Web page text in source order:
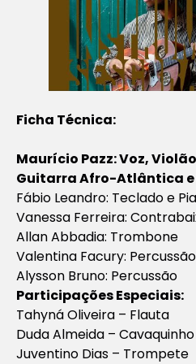
Ficha Técnica:
Maurício Pazz: Voz,
Guitarra Afro-Atlântica e
Fábio Leandro: Teclado e
Vanessa Ferreira:
Allan Abbadia: Trombone
Valentina Facury: Percussão
Alysson Bruno: Percussão
Participações Especiais:
Tahyná Oliveira – Flauta
Duda Almeida – Cavaquinho
Juventino Dias – Trompete